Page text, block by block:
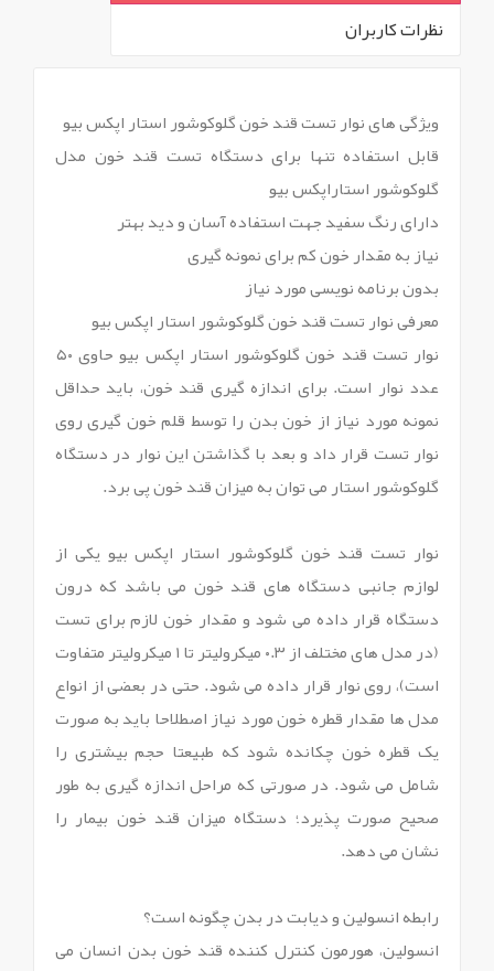
نظرات کاربران
ویژگی های نوار تست قند خون گلوکوشور استار اپکس بیو
قابل استفاده تنها برای دستگاه تست قند خون مدل
گلوکوشور استاراپکس بیو
دارای رنگ سفید جهت استفاده آسان و دید بهتر
نیاز به مقدار خون کم برای نمونه گیری
بدون برنامه نویسی مورد نیاز
معرفی نوار تست قند خون گلوکوشور استار اپکس بیو
نوار تست قند خون گلوکوشور استار اپکس بیو حاوی ۵۰
عدد نوار است. برای اندازه گیری قند خون، باید حداقل
نمونه مورد نیاز از خون بدن را توسط قلم خون گیری روی
نوار تست قرار داد و بعد با گذاشتن این نوار در دستگاه
گلوکوشور استار می توان به میزان قند خون پی برد.
نوار تست قند خون گلوکوشور استار اپکس بیو یکی از
لوازم جانبی دستگاه های قند خون می باشد که درون
دستگاه قرار داده می شود و مقدار خون لازم برای تست
(در مدل های مختلف از ۰.۳ میکرولیتر تا ۱ میکرولیتر متفاوت
است)، روی نوار قرار داده می شود. حتی در بعضی از انواع
مدل ها مقدار قطره خون مورد نیاز اصطلاحا باید به صورت
یک قطره خون چکانده شود که طبیعتا حجم بیشتری را
شامل می شود. در صورتی که مراحل اندازه گیری به طور
صحیح صورت پذیرد؛ دستگاه میزان قند خون بیمار را
نشان می دهد.
رابطه انسولین و دیابت در بدن چگونه است؟
انسولین، هورمون کنترل کننده قند خون بدن انسان می